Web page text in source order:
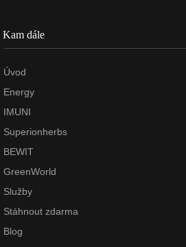
Kam dále
Úvod
Energy
IMUNI
Superionherbs
BEWIT
GreenWorld
Služby
Stáhnout zdarma
Blog